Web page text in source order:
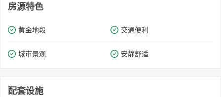
房源特色
黄金地段 交通便利
城市景观 安静舒适
配套设施